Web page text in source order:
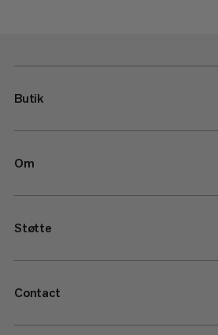
Butik
Om
Støtte
Contact